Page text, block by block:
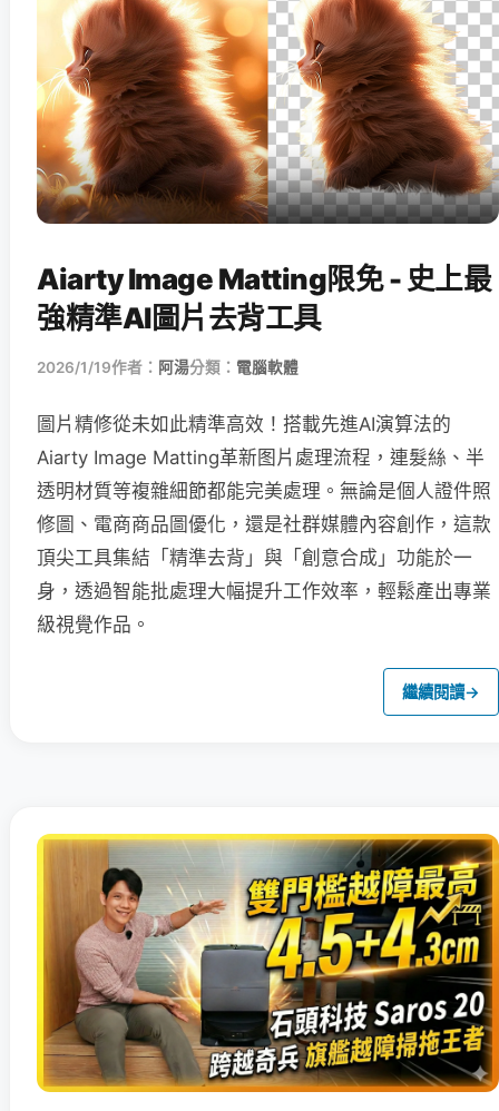
Aiarty Image Matting限免 - 史上最
強精準AI圖片去背工具
2026/1/19作者： 阿湯分類： 電腦軟體
圖片精修從未如此精準高效！搭載先進AI演算法的
Aiarty Image Matting革新图片處理流程，連髮絲、半
透明材質等複雜細節都能完美處理。無論是個人證件照
修圖、電商商品圖優化，還是社群媒體內容創作，這款
頂尖工具集結「精準去背」與「創意合成」功能於一
身，透過智能批處理大幅提升工作效率，輕鬆產出專業
級視覺作品。
繼續閱讀→